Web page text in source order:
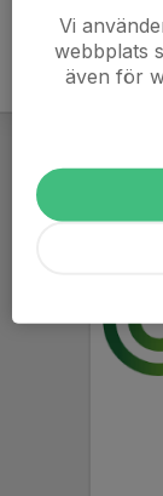
Vi
webbplats
även för